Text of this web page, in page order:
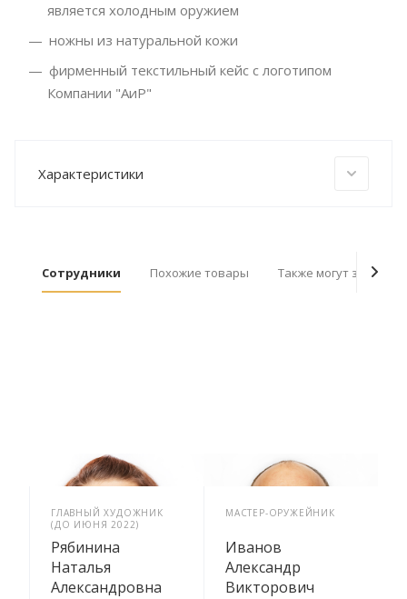
является холодным оружием
ножны из натуральной кожи
фирменный текстильный кейс с логотипом
Компании "АиР"
Характеристики
Сотрудники Похожие товары Также могут
ГЛАВНЫЙ ХУДОЖНИК
(ДО ИЮНЯ 2022)
Рябинина
Наталья
Александровна
МАСТЕР-ОРУЖЕЙНИК
Иванов
Александр
Викторович